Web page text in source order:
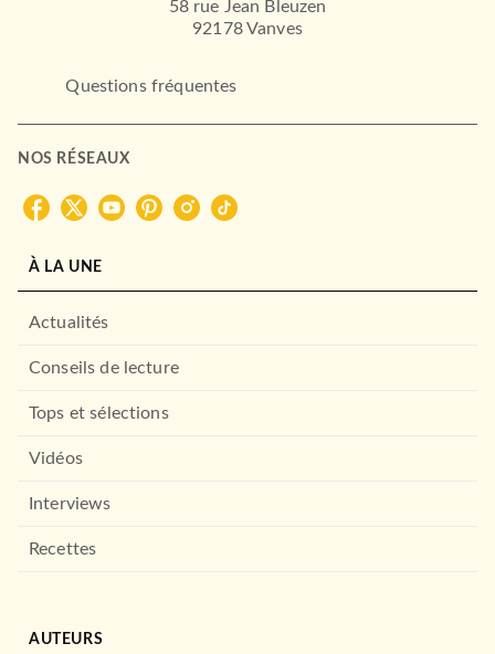
58 rue Jean Bleuzen
92178 Vanves
Questions fréquentes
NOS RÉSEAUX
À LA UNE
Actualités
Conseils de lecture
Tops et sélections
Vidéos
Interviews
Recettes
AUTEURS